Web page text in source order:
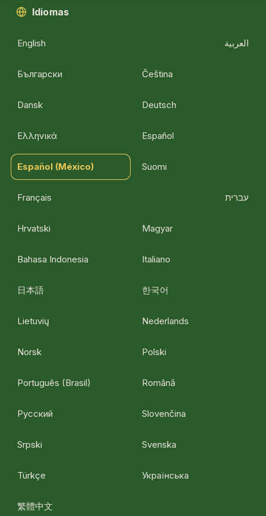
Idiomas
English العربية
Български Čeština
Dansk Deutsch
Ελληνικά Español
Español (México) Suomi
Français עברית
Hrvatski Magyar
Bahasa Indonesia Italiano
日本語 한국어
Lietuvių Nederlands
Norsk Polski
Português (Brasil) Română
Русский Slovenčina
Srpski Svenska
Türkçe Українська
繁體中文